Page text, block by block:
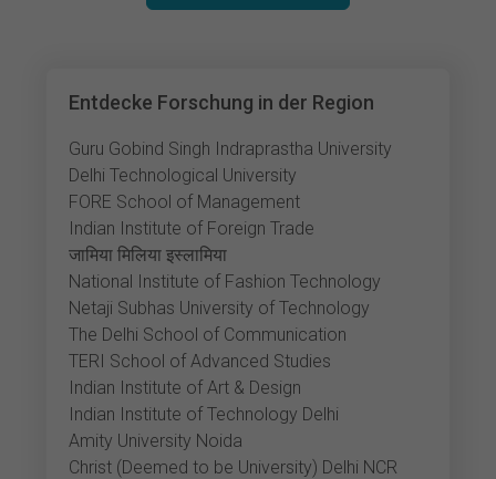
Entdecke Forschung in der Region
Guru Gobind Singh Indraprastha University
Delhi Technological University
FORE School of Management
Indian Institute of Foreign Trade
जामिया मिलिया इस्लामिया
National Institute of Fashion Technology
Netaji Subhas University of Technology
The Delhi School of Communication
TERI School of Advanced Studies
Indian Institute of Art & Design
Indian Institute of Technology Delhi
Amity University Noida
Christ (Deemed to be University) Delhi NCR